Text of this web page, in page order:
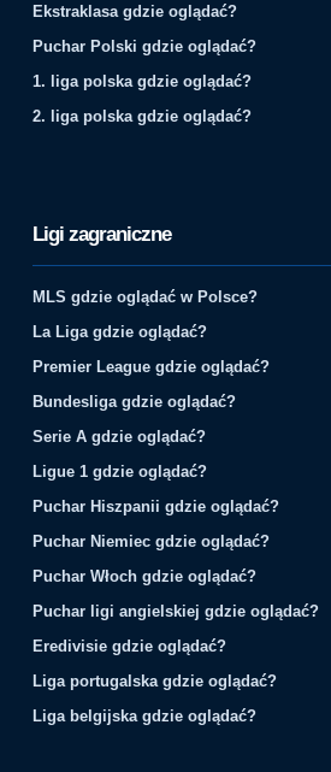
Ekstraklasa gdzie oglądać?
Puchar Polski gdzie oglądać?
1. liga polska gdzie oglądać?
2. liga polska gdzie oglądać?
Ligi zagraniczne
MLS gdzie oglądać w Polsce?
La Liga gdzie oglądać?
Premier League gdzie oglądać?
Bundesliga gdzie oglądać?
Serie A gdzie oglądać?
Ligue 1 gdzie oglądać?
Puchar Hiszpanii gdzie oglądać?
Puchar Niemiec gdzie oglądać?
Puchar Włoch gdzie oglądać?
Puchar ligi angielskiej gdzie oglądać?
Eredivisie gdzie oglądać?
Liga portugalska gdzie oglądać?
Liga belgijska gdzie oglądać?